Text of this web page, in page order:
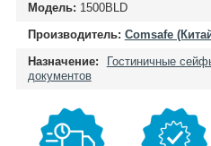
Модель: 1500BLD
Производитель: Comsafe
Назначение:
Гостиничные
документов